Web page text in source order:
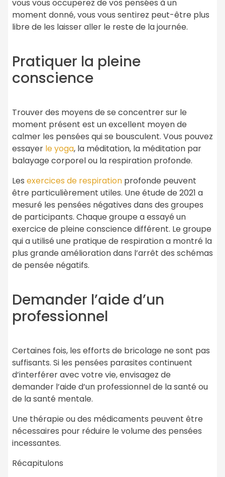
vous vous occuperez de vos pensées à un
moment donné, vous vous sentirez peut-être plus
libre de les laisser aller le reste de la journée.
Pratiquer la pleine
conscience
Trouver des moyens de se concentrer sur le
moment présent est un excellent moyen de
calmer les pensées qui se bousculent. Vous pouvez
essayer le yoga, la méditation, la méditation par
balayage corporel ou la respiration profonde.
Les exercices de respiration profonde peuvent
être particulièrement utiles. Une étude de 2021 a
mesuré les pensées négatives dans des groupes
de participants. Chaque groupe a essayé un
exercice de pleine conscience différent. Le groupe
qui a utilisé une pratique de respiration a montré la
plus grande amélioration dans l’arrêt des schémas
de pensée négatifs.
Demander l’aide d’un
professionnel
Certaines fois, les efforts de bricolage ne sont pas
suffisants. Si les pensées parasites continuent
d’interférer avec votre vie, envisagez de
demander l’aide d’un professionnel de la santé ou
de la santé mentale.
Une thérapie ou des médicaments peuvent être
nécessaires pour réduire le volume des pensées
incessantes.
Récapitulons